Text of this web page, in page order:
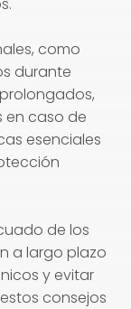
como
durante
en caso de
esenciales
de los
a largo plazo
y evitar
consejos